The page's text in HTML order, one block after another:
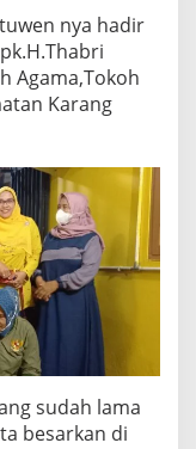
nya hadir
Agama,Tokoh
Karang
sudah lama
besarkan di